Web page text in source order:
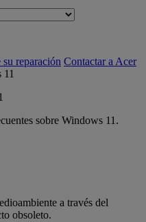
su reparación Contactar a Acer
sobre Windows 11.
a través del
obsoleto.